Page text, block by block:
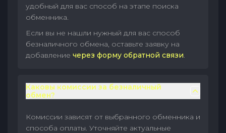
удобный для вас способ на этапе поиска
обменника.
Если вы не нашли нужный для вас способ
безналичного обмена, оставьте заявку на
добавление через форму обратной связи.
Каковы комиссии за безналичный
обмен?
Комиссии зависят от выбранного обменника и
способа оплаты. Уточняйте актуальные